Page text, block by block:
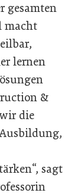
gesamten
macht
lernen
&
die
sagt